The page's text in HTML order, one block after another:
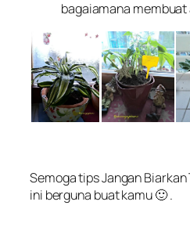
bagaiamana
Semoga tipsJangan
ini berguna buat kamu 🙂 .